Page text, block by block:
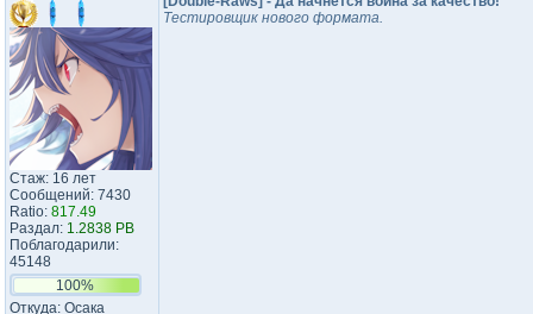
Стаж: 16 лет
Сообщений: 7430
Ratio: 817.49
Раздал: 1.2838 PB
Поблагодарили:
45148
100%
Откуда: Осака
Тестировщик нового формата.